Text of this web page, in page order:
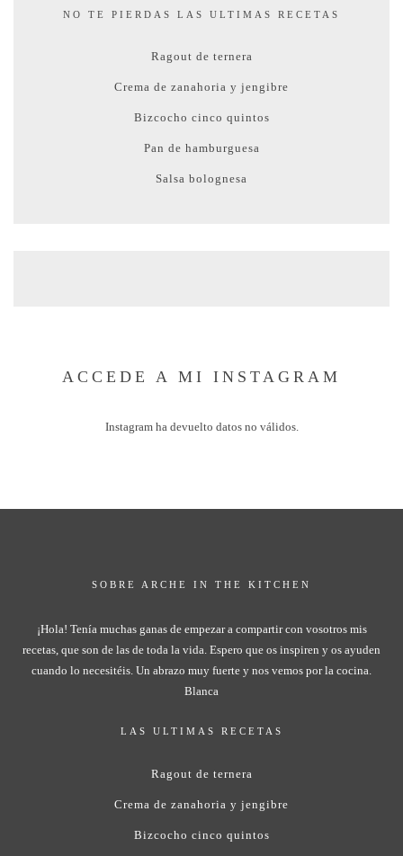
NO TE PIERDAS LAS ULTIMAS RECETAS
Ragout de ternera
Crema de zanahoria y jengibre
Bizcocho cinco quintos
Pan de hamburguesa
Salsa bolognesa
ACCEDE A MI INSTAGRAM
Instagram ha devuelto datos no válidos.
SOBRE ARCHE IN THE KITCHEN
¡Hola! Tenía muchas ganas de empezar a compartir con vosotros mis
recetas, que son de las de toda la vida. Espero que os inspiren y os ayuden
cuando lo necesitéis. Un abrazo muy fuerte y nos vemos por la cocina.
Blanca
LAS ULTIMAS RECETAS
Ragout de ternera
Crema de zanahoria y jengibre
Bizcocho cinco quintos